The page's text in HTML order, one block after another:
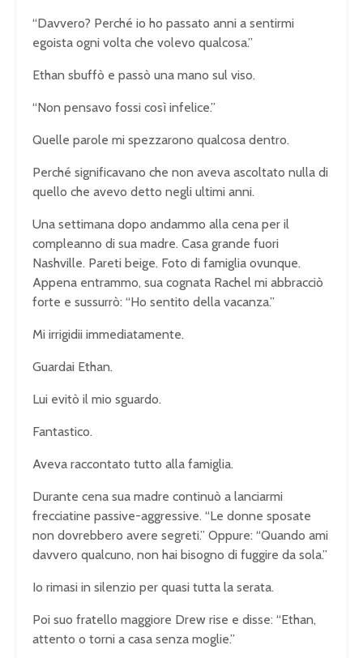
“Davvero? Perché io ho passato anni a sentirmi
egoista ogni volta che volevo qualcosa.”
Ethan sbuffò e passò una mano sul viso.
“Non pensavo fossi così infelice.”
Quelle parole mi spezzarono qualcosa dentro.
Perché significavano che non aveva ascoltato nulla di
quello che avevo detto negli ultimi anni.
Una settimana dopo andammo alla cena per il
compleanno di sua madre. Casa grande fuori
Nashville. Pareti beige. Foto di famiglia ovunque.
Appena entrammo, sua cognata Rachel mi abbracciò
forte e sussurrò: “Ho sentito della vacanza.”
Mi irrigidii immediatamente.
Guardai Ethan.
Lui evitò il mio sguardo.
Fantastico.
Aveva raccontato tutto alla famiglia.
Durante cena sua madre continuò a lanciarmi
frecciatine passive-aggressive. “Le donne sposate
non dovrebbero avere segreti.” Oppure: “Quando ami
davvero qualcuno, non hai bisogno di fuggire da sola.”
Io rimasi in silenzio per quasi tutta la serata.
Poi suo fratello maggiore Drew rise e disse: “Ethan,
attento o torni a casa senza moglie.”